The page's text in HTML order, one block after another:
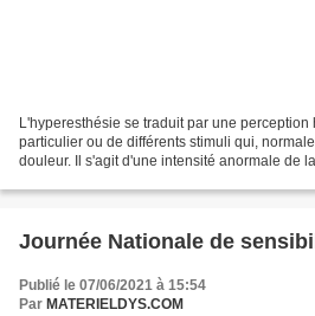
L'hyperesthésie se traduit par une
particulier ou de différents stimuli qui,
douleur. Il s'agit d'une intensité anormale de
Journée Nationale de
Publié le 07/06/2021 à 15:54
Par MATERIELDYS.COM